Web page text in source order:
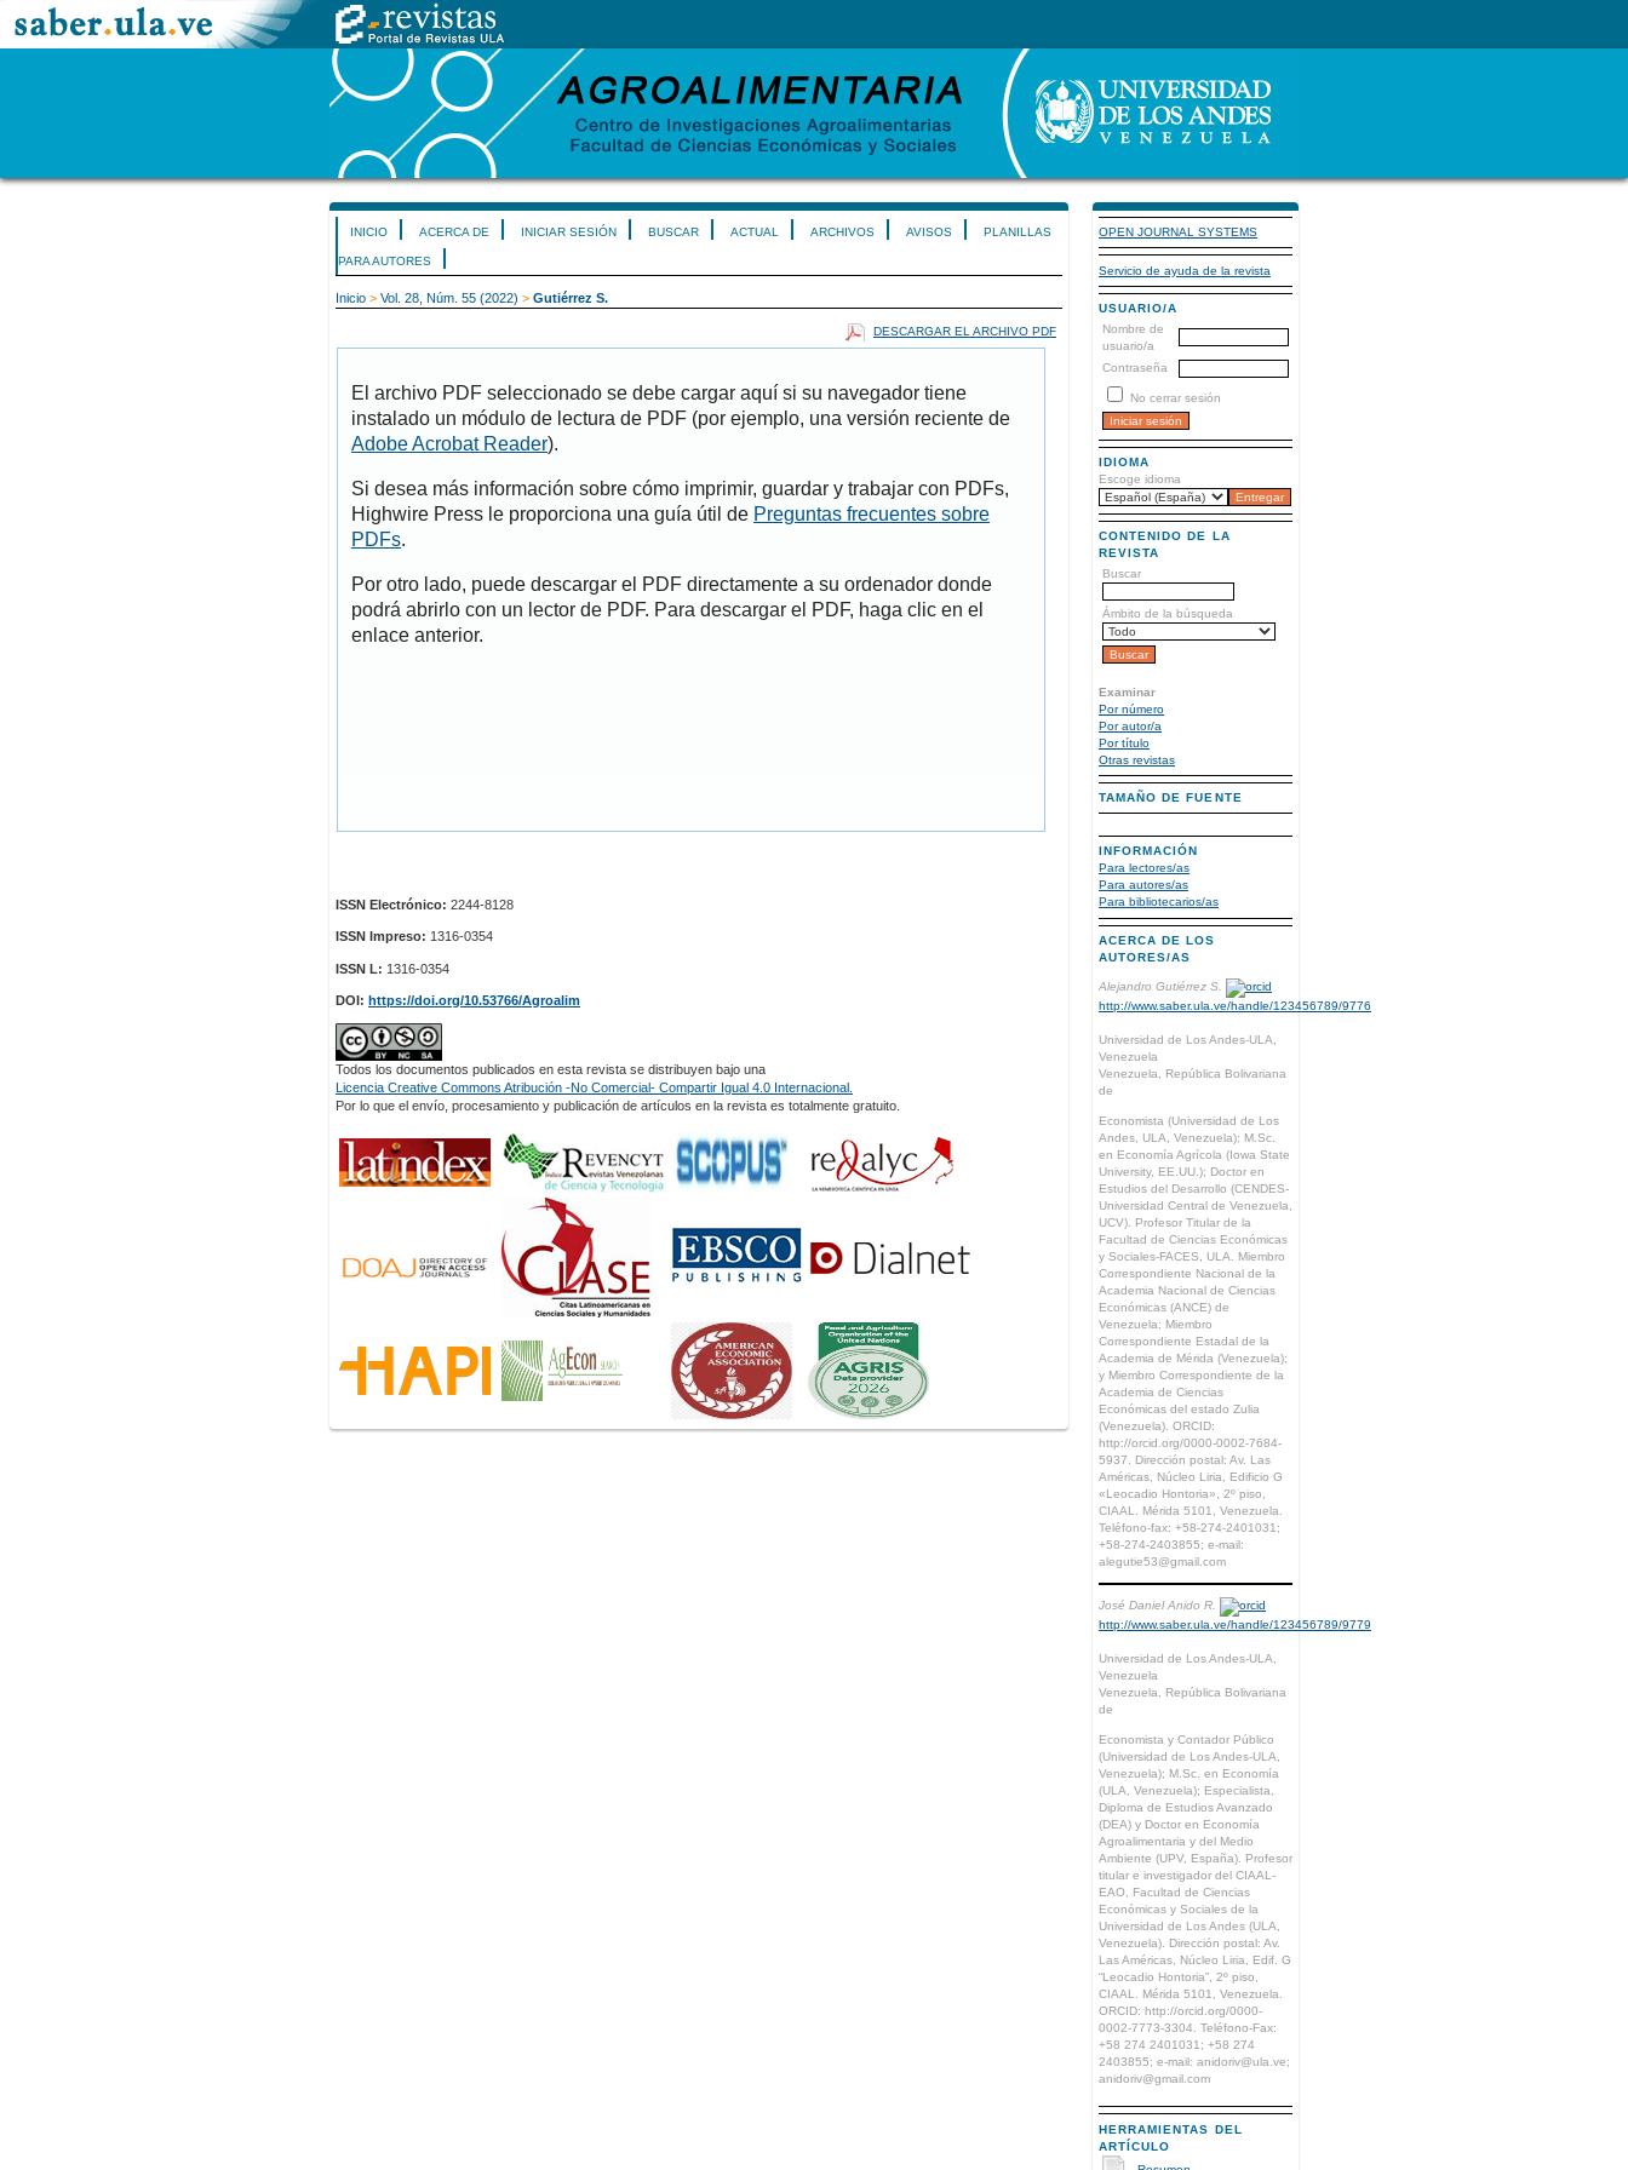
OPEN JOURNAL SYSTEMS
Servicio de ayuda de la revista
USUARIO/A
Nombre de
usuario/a
Contraseña
No cerrar sesión
IDIOMA
Escoge idioma
CONTENIDO DE LA
REVISTA
Buscar
Ámbito de la búsqueda
Examinar
Por número
Por autor/a
Por título
Otras revistas
TAMAÑO DE FUENTE
INFORMACIÓN
Para lectores/as
Para autores/as
Para bibliotecarios/as
ACERCA DE LOS
AUTORES/AS
Alejandro Gutiérrez S.
http://www.saber.ula.ve/handle/123456789/9776
Universidad de Los Andes-ULA,
Venezuela
Venezuela, República Bolivariana
de
Economista (Universidad de Los
Andes, ULA, Venezuela); M.Sc.
en Economía Agrícola (Iowa State
University, EE.UU.); Doctor en
Estudios del Desarrollo (CENDES-
Universidad Central de Venezuela,
UCV). Profesor Titular de la
Facultad de Ciencias Económicas
y Sociales-FACES, ULA. Miembro
Correspondiente Nacional de la
Academia Nacional de Ciencias
Económicas (ANCE) de
Venezuela; Miembro
Correspondiente Estadal de la
Academia de Mérida (Venezuela);
y Miembro Correspondiente de la
Academia de Ciencias
Económicas del estado Zulia
(Venezuela). ORCID:
http://orcid.org/0000-0002-7684-
5937. Dirección postal: Av. Las
Américas, Núcleo Liria, Edificio G
«Leocadio Hontoria», 2º piso,
CIAAL. Mérida 5101, Venezuela.
Teléfono-fax: +58-274-2401031;
+58-274-2403855; e-mail:
alegutie53@gmail.com
José Daniel Anido R.
http://www.saber.ula.ve/handle/123456789/9779
Universidad de Los Andes-ULA,
Venezuela
Venezuela, República Bolivariana
de
Economista y Contador Público
(Universidad de Los Andes-ULA,
Venezuela); M.Sc. en Economía
(ULA, Venezuela); Especialista,
Diploma de Estudios Avanzado
(DEA) y Doctor en Economía
Agroalimentaria y del Medio
Ambiente (UPV, España). Profesor
titular e investigador del CIAAL-
EAO, Facultad de Ciencias
Económicas y Sociales de la
Universidad de Los Andes (ULA,
Venezuela). Dirección postal: Av.
Las Américas, Núcleo Liria, Edif. G
“Leocadio Hontoria”, 2º piso,
CIAAL. Mérida 5101, Venezuela.
ORCID: http://orcid.org/0000-
0002-7773-3304. Teléfono-Fax:
+58 274 2401031; +58 274
2403855; e-mail: anidoriv@ula.ve;
anidoriv@gmail.com
HERRAMIENTAS DEL
ARTÍCULO
INICIO ACERCA DE INICIAR SESIÓN BUSCAR ACTUAL ARCHIVOS AVISOS PLANILLAS
PARA AUTORES
Inicio > Vol. 28, Núm. 55 (2022) > Gutiérrez S.
DESCARGAR EL ARCHIVO PDF
El archivo PDF seleccionado se debe cargar aquí si su navegador tiene
instalado un módulo de lectura de PDF (por ejemplo, una versión reciente de
Adobe Acrobat Reader).
Si desea más información sobre cómo imprimir, guardar y trabajar con PDFs,
Highwire Press le proporciona una guía útil de Preguntas frecuentes sobre
PDFs.
Por otro lado, puede descargar el PDF directamente a su ordenador donde
podrá abrirlo con un lector de PDF. Para descargar el PDF, haga clic en el
enlace anterior.
ISSN Electrónico: 2244-8128
ISSN Impreso: 1316-0354
ISSN L: 1316-0354
DOI: https://doi.org/10.53766/Agroalim
Todos los documentos publicados en esta revista se distribuyen bajo una
Licencia Creative Commons Atribución -No Comercial- Compartir Igual 4.0 Internacional.
Por lo que el envío, procesamiento y publicación de artículos en la revista es totalmente gratuito.